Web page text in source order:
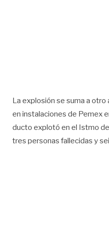
La explosión se suma a
en instalaciones de Pemex
ducto explotó en el Istmo
tres personas fallecidas y